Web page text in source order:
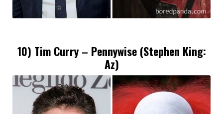
10) Tim Curry – Pennywise (Stephen King:
Az)